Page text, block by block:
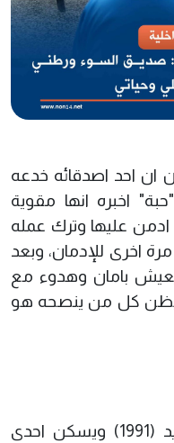
ان احد اصدقائه خدعه
اخبره انها مقوية
ادمن عليها وترك عمله
اخرى للإدمان، وبعد
بامان وهدوء مع
يظن كل من ينصحه هو
وقال النزيل "م ، ك" من مواليد (1991) ويسكن احدى